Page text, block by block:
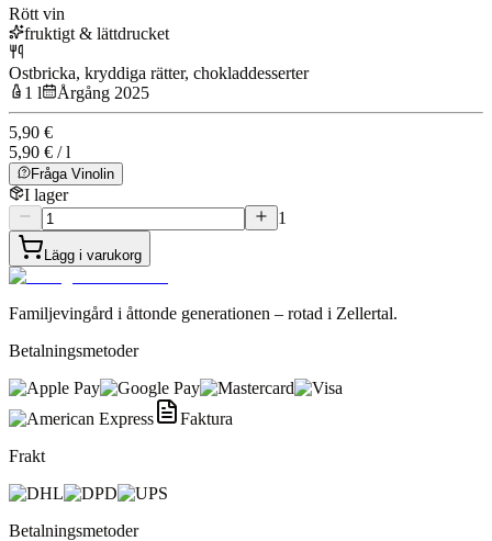
Rött vin
fruktigt & lättdrucket
Ostbricka, kryddiga rätter, chokladdesserter
1 l
Årgång 2025
5,90 €
5,90 € / l
Fråga Vinolin
I lager
1
Lägg i varukorg
Familjevingård i åttonde generationen – rotad i Zellertal.
Betalningsmetoder
Faktura
Frakt
Betalningsmetoder